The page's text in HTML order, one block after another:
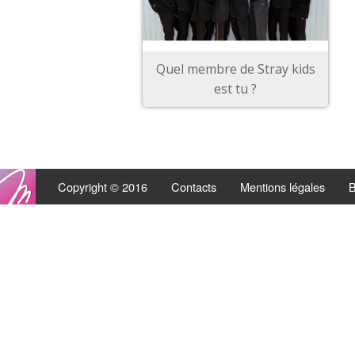
Quel membre de Stray kids
est tu ?
Copyright © 2016 Contacts Mentions légales